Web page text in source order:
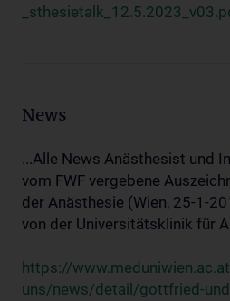
News
...Alle News Anästhesist und
vom FWF vergebene
der Anästhesie (Wien, 25-1-
von der Universitätsklinik für
https://
uns/news/detail/gottfried-